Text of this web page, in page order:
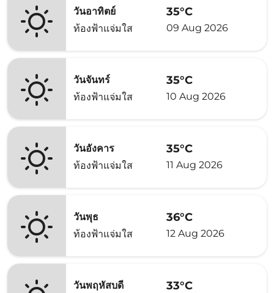
วันอาทิตย์
ท้องฟ้าแจ่มใส
35°C
09 Aug 2026
วันจันทร์
ท้องฟ้าแจ่มใส
35°C
10 Aug 2026
วันอังคาร
ท้องฟ้าแจ่มใส
35°C
11 Aug 2026
วันพุธ
ท้องฟ้าแจ่มใส
36°C
12 Aug 2026
วันพฤหัสบดี
33°C